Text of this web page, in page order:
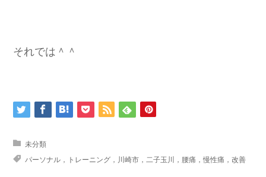
それでは＾＾
未分類
パーソナル，トレーニング，川崎市，二子玉川，腰痛，慢性痛，改善